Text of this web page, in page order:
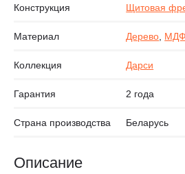
Конструкция Щитовая
Материал Дерево, МДФ
Коллекция Дарси
Гарантия 2 года
Страна производства Беларусь
Описание